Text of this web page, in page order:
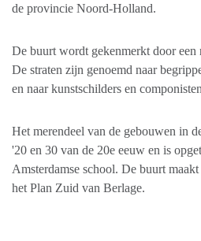
de provincie Noord-Holland.
De buurt wordt gekenmerkt door een
De straten zijn genoemd naar
en naar kunstschilders en
Het merendeel van de gebouwen in
'20 en 30 van de 20e eeuw en is
Amsterdamse school. De buurt
het Plan Zuid van Berlage.